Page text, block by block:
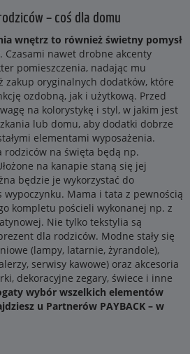
– coś dla domu
wnętrz to również świetny pomysł
. Czasami nawet drobne akcenty
pomieszczenia, nadając mu
zakup oryginalnych dodatków, które
ozdobną, jak i użytkową. Przed
na kolorystykę i styl, w jakim jest
lub domu, aby dodatki dobrze
elementami wyposażenia.
rodziców na święta będą np.
na kanapie staną się jej
będzie je wykorzystać do
wypoczynku. Mama i tata z pewnością
kompletu pościeli wykonanej np. z
Nie tylko tekstylia są
dla rodziców. Modne stały się
(lampy, latarnie, żyrandole),
serwisy kawowe) oraz akcesoria
dekoracyjne zegary, świece i inne
wybór wszelkich elementów
u Partnerów PAYBACK – w